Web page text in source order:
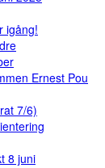
igång!
Ernest Pou
7/6)
8 juni